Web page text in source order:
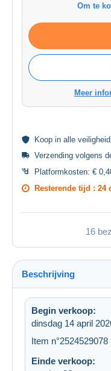
Om te
Meer
Koop in alle veiligheid
Verzending volgens
Platformkosten: €
Resterende tijd : 24
16
Beschrijving
Begin verkoop:
dinsdag 14 april
Item n°2524529078
Einde verkoop: